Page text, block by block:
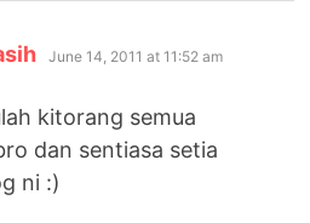
says:
June 14, 2011 at 11:52 am
kitorang semua
dan sentiasa setia
ni :)